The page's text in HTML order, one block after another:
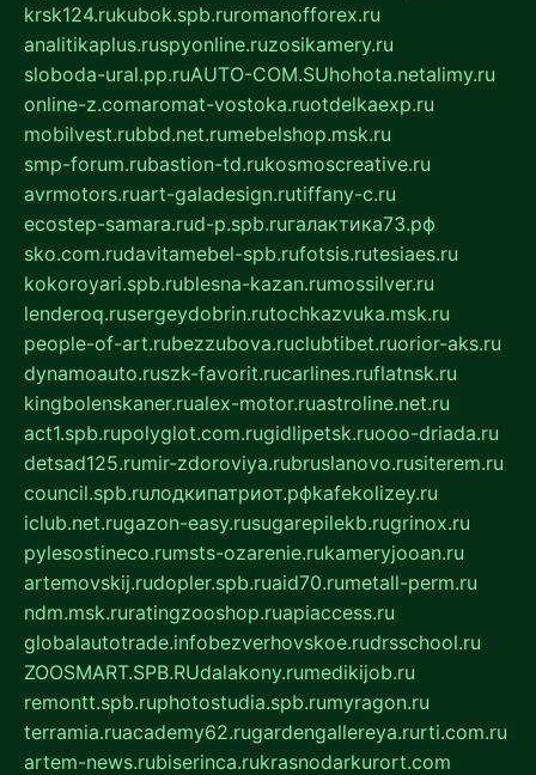
krsk124.rukubok.spb.ruromanofforex.ru
analitikaplus.ruspyonline.ruzosikamery.ru
sloboda-ural.pp.ruAUTO-COM.SUhohota.netalimy.ru
online-z.comaromat-vostoka.ruotdelkaexp.ru
mobilvest.rubbd.net.rumebelshop.msk.ru
smp-forum.rubastion-td.rukosmoscreative.ru
avrmotors.ruart-galadesign.rutiffany-c.ru
ecostep-samara.rud-p.spb.ruгалактика73.рф
sko.com.rudavitamebel-spb.rufotsis.rutesiaes.ru
kokoroyari.spb.rublesna-kazan.rumossilver.ru
lenderoq.rusergeydobrin.rutochkazvuka.msk.ru
people-of-art.rubezzubova.ruclubtibet.ruorior-aks.ru
dynamoauto.ruszk-favorit.rucarlines.ruflatnsk.ru
kingbolenskaner.rualex-motor.ruastroline.net.ru
act1.spb.rupolyglot.com.rugidlipetsk.ruooo-driada.ru
detsad125.rumir-zdoroviya.rubruslanovo.rusiterem.ru
council.spb.ruлодкипатриот.рфkafekolizey.ru
iclub.net.rugazon-easy.rusugarepilekb.rugrinox.ru
pylesostineco.rumsts-ozarenie.rukameryjooan.ru
artemovskij.rudopler.spb.ruaid70.rumetall-perm.ru
ndm.msk.ruratingzooshop.ruapiaccess.ru
globalautotrade.infobezverhovskoe.rudrsschool.ru
ZOOSMART.SPB.RUdalakony.rumedikijob.ru
remontt.spb.ruphotostudia.spb.rumyragon.ru
terramia.ruacademy62.rugardengallereya.rurti.com.ru
artem-news.rubiserinca.rukrasnodarkurort.com